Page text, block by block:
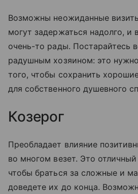
Возможны неожиданные
могут задержаться надолго, и
очень-то рады. Постарайтесь
радушным хозяином: это
того, чтобы сохранить
для собственного душевного
Козерог
Преобладает влияние
во многом везет. Это
чтобы браться за сложные и
доведете их до конца.